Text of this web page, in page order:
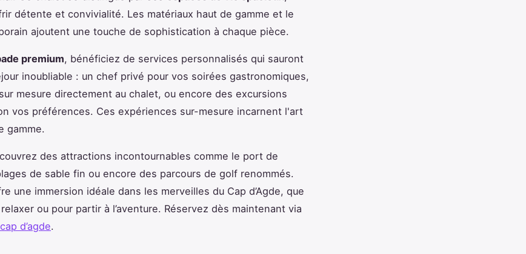
détente et convivialité. Les matériaux haut de gamme et le
ajoutent une touche de sophistication à chaque pièce.
premium, bénéficiez de services personnalisés qui sauront
inoubliable : un chef privé pour vos soirées gastronomiques,
mesure directement au chalet, ou encore des excursions
vos préférences. Ces expériences sur-mesure incarnent l'art
gamme.
des attractions incontournables comme le port de
de sable fin ou encore des parcours de golf renommés.
une immersion idéale dans les merveilles du Cap d’Agde, que
ou pour partir à l’aventure. Réservez dès maintenant via
d’agde.